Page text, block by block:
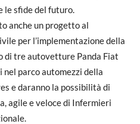
sfide del futuro.
anche un progetto al
per l’implementazione della
di tre autovetture Panda Fiat
nel parco automezzi della
e daranno la possibilità di
agile e veloce di Infermieri